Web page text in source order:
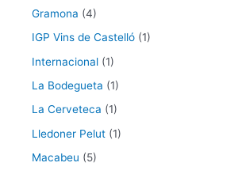
Gramona (4)
IGP Vins de Castelló (1)
Internacional (1)
La Bodegueta (1)
La Cerveteca (1)
Lledoner Pelut (1)
Macabeu (5)